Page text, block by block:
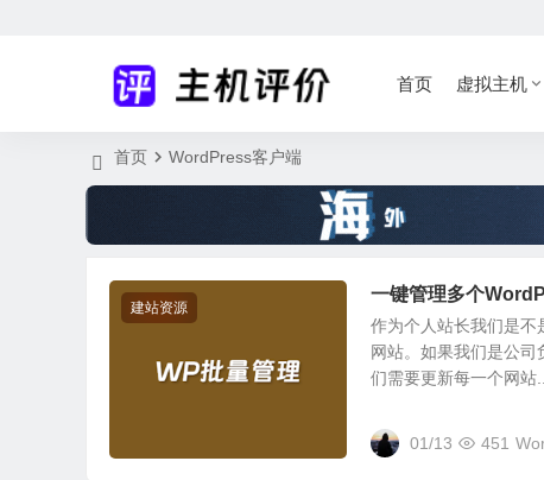
首页 虚拟主机
首页 WordPress客户端
建站资源
一键管理多个
作为个人站长我们是不
网站。如果我们是公
们需要更新每一个网站...
01/13 451